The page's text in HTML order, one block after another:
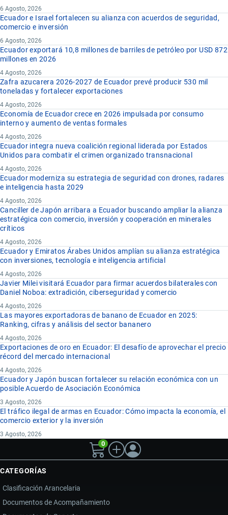
6 Agosto, 2026
Ecuador e Israel fortalecen su alianza con acuerdos de seguridad,
comercio e inversión
6 Agosto, 2026
Ecuador exportará 10,8 millones de barriles de petróleo por USD 872
millones en 2026
4 Agosto, 2026
Zafra azucarera 2026-2027 de Ecuador prevé producir 530 mil
toneladas y fortalecer exportaciones
4 Agosto, 2026
Economía de Ecuador crece en 2026 impulsada por consumo
interno y aumento de ventas formales
4 Agosto, 2026
Ecuador integra nueva coalición regional liderada por Estados
Unidos para combatir el crimen organizado transnacional
4 Agosto, 2026
Ecuador moderniza su estrategia de seguridad con drones, radares
e inteligencia hasta 2029
4 Agosto, 2026
Canciller de Japón arribara a Ecuador buscando ampliar la alianza
estratégica con comercio, inversión y cooperación en minerales
críticos
4 Agosto, 2026
Ecuador y Emiratos Árabes Unidos amplían su alianza estratégica
con inversiones, tecnología e inteligencia artificial
4 Agosto, 2026
Javier Milei visitará Ecuador para firmar acuerdos bilaterales con
Daniel Noboa: extradición, ciberseguridad y comercio
4 Agosto, 2026
Las mayores exportadoras de banano de Ecuador en 2025:
Ranking, cifras y análisis del sector bananero
4 Agosto, 2026
Exportaciones de oro en Ecuador: El desafío de aprovechar el precio
récord del mercado internacional
4 Agosto, 2026
Ecuador y Japón buscan fortalecer su relación económica con un
posible Acuerdo de Asociación Económica
3 Agosto, 2026
El tráfico ilegal de armas en Ecuador: Cómo impacta la economía, el
comercio exterior y la inversión
3 Agosto, 2026
0
CATEGORÍAS
Clasificación Arancelaria
Documentos de Acompañamiento